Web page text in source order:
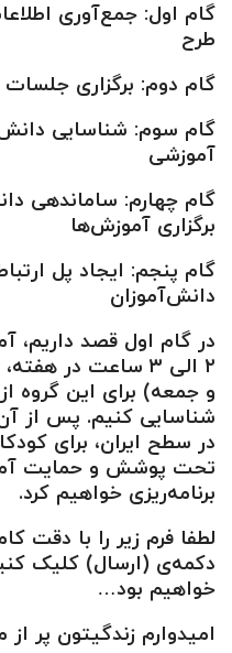
گام اول: جمع‌آوری
طرح
گام دوم: برگزاری
گام سوم: شناسایی
آموزشی
گام چهارم: ساماندهی
برگزاری آموزش‌ها
گام پنجم: ایجاد پل
دانش‌آموزان
در گام اول قصد داریم،
۲ الی ۳ ساعت در
و جمعه) برای این گروه
شناسایی کنیم. پس از
در سطح ایران، برای
تحت پوشش و حمایت
برنامه‌ریزی خواهیم کرد.
لطفا فرم زیر را با دقت
دکمه‌ی (ارسال) کلیک
خواهیم بود…
امیدوارم زندگیتون پر